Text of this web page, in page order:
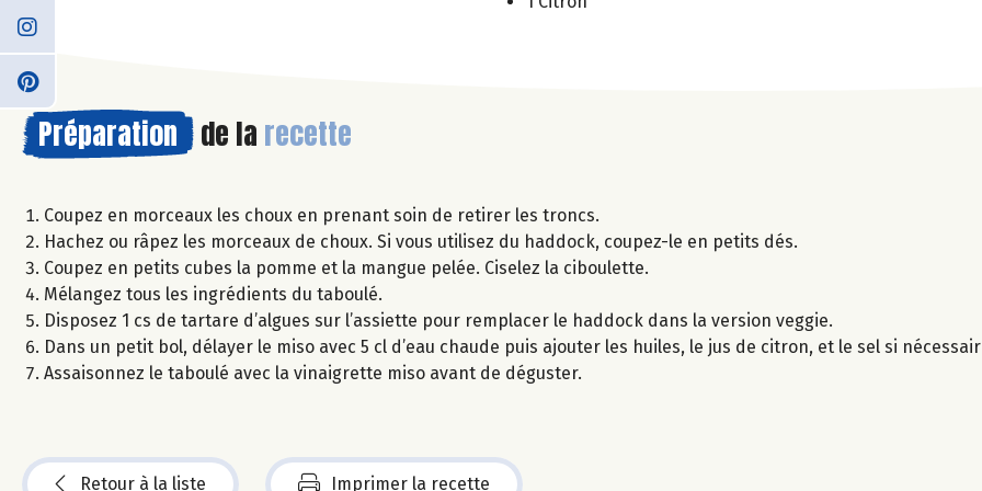
Préparation de la recette
Coupez en morceaux les choux en prenant soin de retirer les troncs.
Hachez ou râpez les morceaux de choux. Si vous utilisez du haddock, coupez-le en petits dés.
Coupez en petits cubes la pomme et la mangue pelée. Ciselez la ciboulette.
Mélangez tous les ingrédients du taboulé.
Disposez 1 cs de tartare d’algues sur l’assiette pour remplacer le haddock dans la version veggie.
Dans un petit bol, délayer le miso avec 5 cl d’eau chaude puis ajouter les huiles, le jus de citron, et le sel si
Assaisonnez le taboulé avec la vinaigrette miso avant de déguster.
Retour à la liste Imprimer la recette